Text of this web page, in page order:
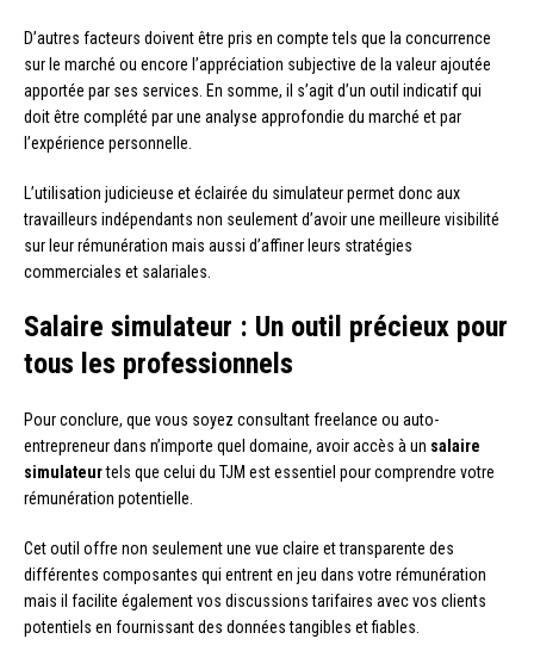
D’autres facteurs doivent être pris en compte tels que la concurrence
sur le marché ou encore l’appréciation subjective de la valeur ajoutée
apportée par ses services. En somme, il s’agit d’un outil indicatif qui
doit être complété par une analyse approfondie du marché et par
l’expérience personnelle.
L’utilisation judicieuse et éclairée du simulateur permet donc aux
travailleurs indépendants non seulement d’avoir une meilleure visibilité
sur leur rémunération mais aussi d’affiner leurs stratégies
commerciales et salariales.
Salaire simulateur : Un outil précieux pour
tous les professionnels
Pour conclure, que vous soyez consultant freelance ou auto-
entrepreneur dans n’importe quel domaine, avoir accès à un salaire
simulateurtels que celui du TJM est essentiel pour comprendre votre
rémunération potentielle.
Cet outil offre non seulement une vue claire et transparente des
différentes composantes qui entrent en jeu dans votre rémunération
mais il facilite également vos discussions tarifaires avec vos clients
potentiels en fournissant des données tangibles et fiables.